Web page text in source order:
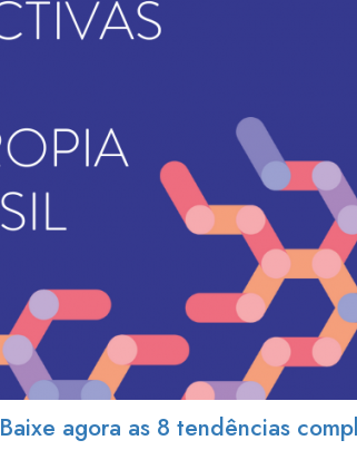
Baixe agora as 8 tendências